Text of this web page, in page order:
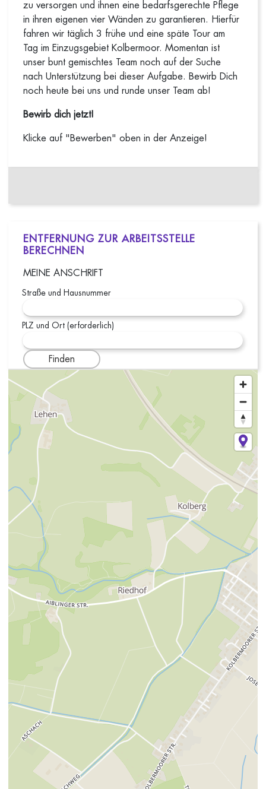
zu versorgen und ihnen eine bedarfsgerechte Pflege
in ihren eigenen vier Wänden zu garantieren. Hierfür
fahren wir täglich 3 frühe und eine späte Tour am
Tag im Einzugsgebiet Kolbermoor. Momentan ist
unser bunt gemischtes Team noch auf der Suche
nach Unterstützung bei dieser Aufgabe. Bewirb Dich
noch heute bei uns und runde unser Team ab!
Bewirb dich jetzt!
Klicke auf "Bewerben" oben in der Anzeige!
ENTFERNUNG ZUR ARBEITSSTELLE
BERECHNEN
MEINE ANSCHRIFT
Straße und Hausnummer
PLZ und Ort (erforderlich)
Finden